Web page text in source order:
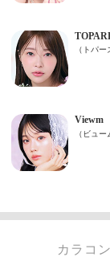
カラコ